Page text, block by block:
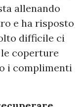
allenando
e ha risposto
difficile ci
coperture
i complimenti